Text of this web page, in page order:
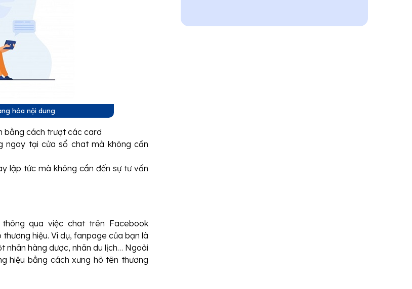
hóa nội dung
bằng cách trượt các card
ngay tại cửa sổ chat mà không cần
lập tức mà không cần đến sự tư vấn
qua việc chat trên Facebook
hiệu. Ví dụ, fanpage của bạn là
nhãn hàng dược, nhãn du lịch… Ngoài
hiệu bằng cách xưng hô tên thương